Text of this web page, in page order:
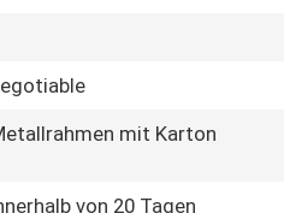
mit Karton
von 20 Tagen